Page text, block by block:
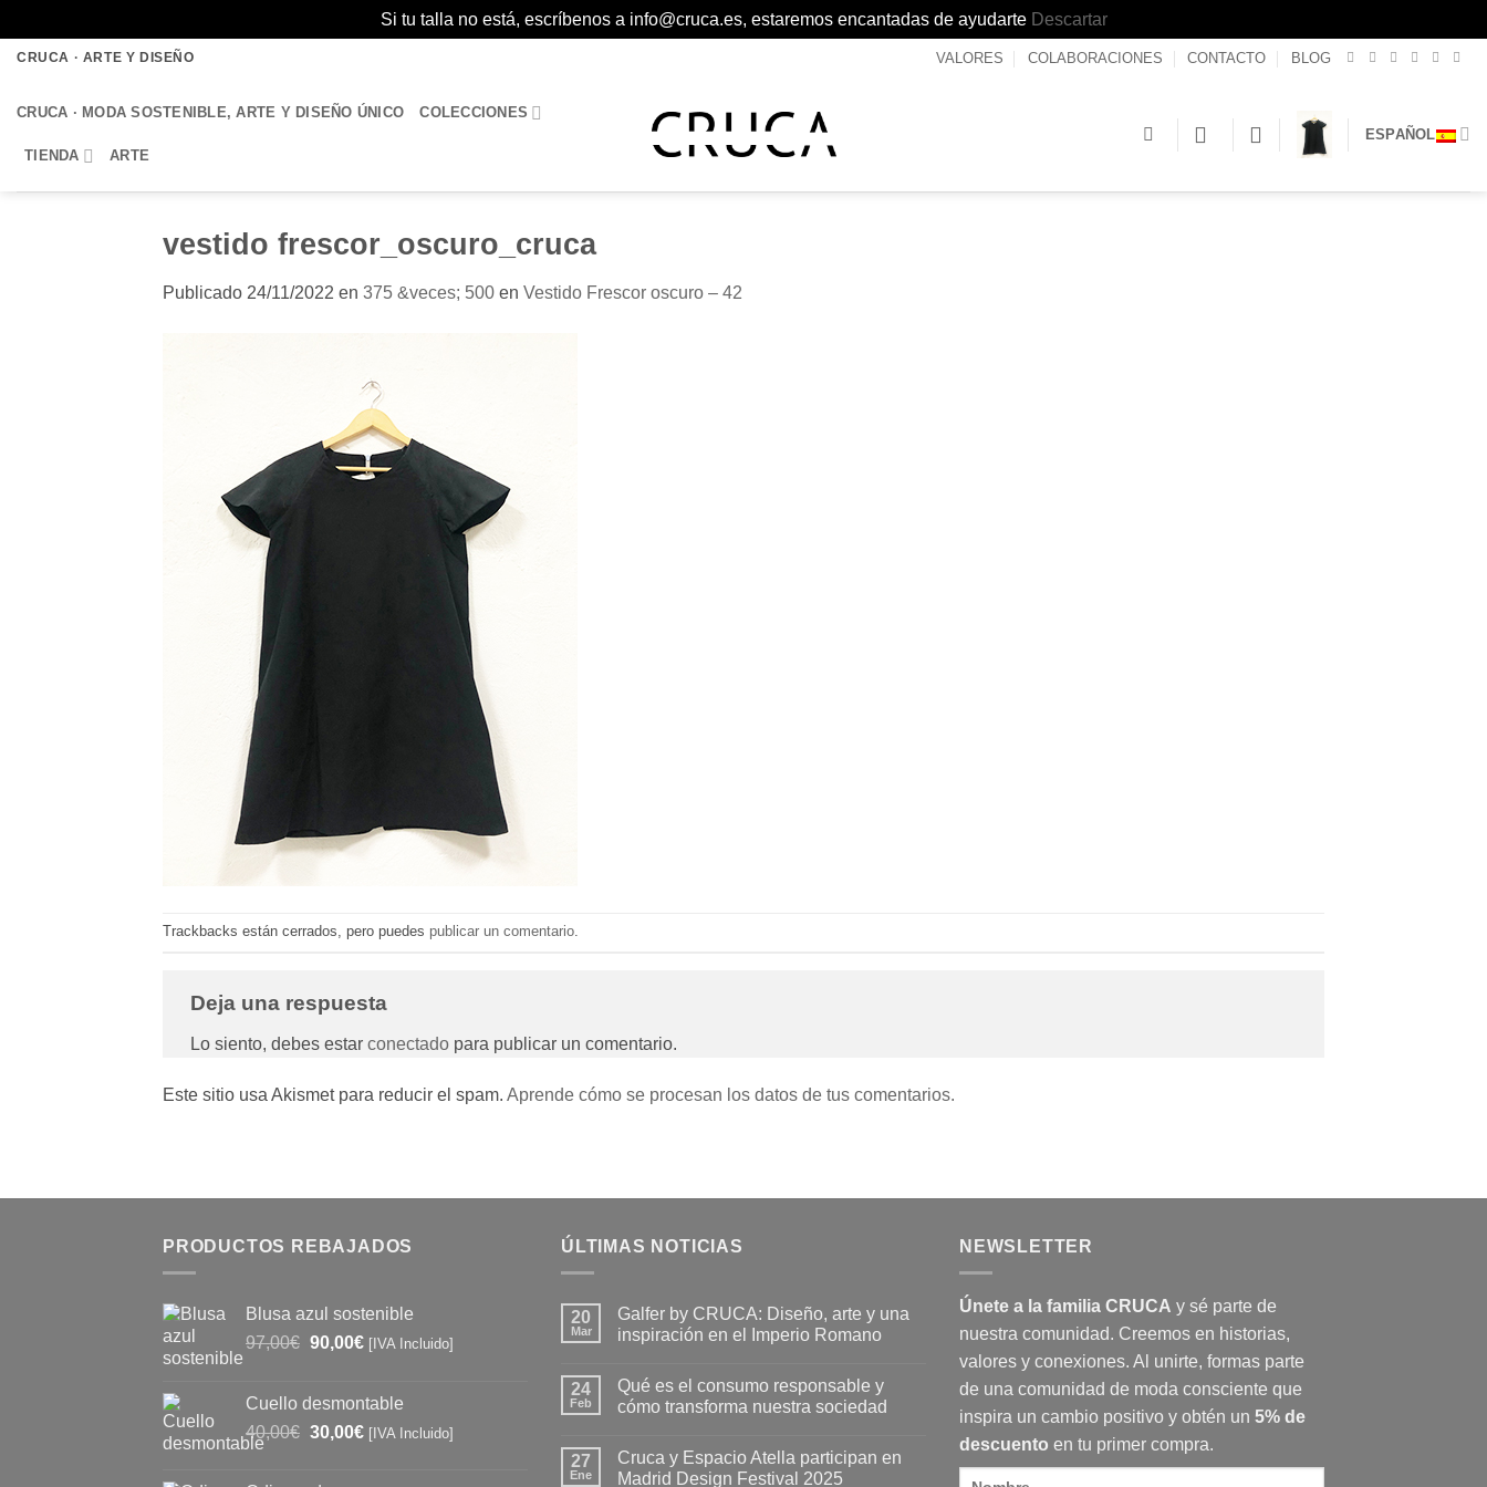
Si tu talla no está, escríbenos a info@cruca.es, estaremos encantadas de ayudarte Descartar
Saltar
contenido
CRUCA · ARTE Y DISEÑO VALORES COLABORACIONES CONTACTO BLOG
CRUCA · MODA SOSTENIBLE, ARTE Y DISEÑO ÚNICO COLECCIONES
TIENDA ARTE
ESPAÑOL
vestido frescor_oscuro_cruca
Publicado 24/11/2022 en 375 &veces; 500 en Vestido Frescor oscuro – 42
Trackbacks están cerrados, pero puedes publicar un comentario
Deja una respuesta
Lo siento, debes estar conectado para publicar un comentario.
Este sitio usa Akismet para reducir el spam. Aprende cómo se procesan los datos de tus comentarios.
PRODUCTOS REBAJADOS
Blusa azul sostenible
97,00€ El
era:
97,00€.
90,00€El
es:
90,00€.
[IVA Incluido]
Cuello desmontable
40,00€ El
30,00€El[IVA Incluido]
ÚLTIMAS NOTICIAS
20
Mar
Galfer by CRUCA: Diseño, arte y una
inspiración en el Imperio Romano
comentarios
Galfer
Diseño,
arte
24
Feb
Qué es el consumo responsable y
cómo transforma nuestra sociedad
comentarios
en
27
Ene
Cruca y Espacio Atella participan en
Madrid Design Festival 2025
NEWSLETTER
Únete a la familia CRUCA y sé parte de
nuestra comunidad. Creemos en historias,
valores y conexiones. Al unirte, formas parte
de una comunidad de moda consciente que
inspira un cambio positivo y obtén un 5% de
descuento en tu primer compra.